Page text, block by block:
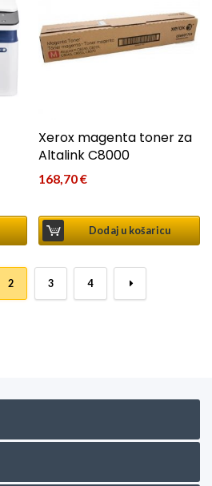
Xerox magenta toner za
Altalink C8000
168,70€
Dodaj u košaricu
2 3 4 →